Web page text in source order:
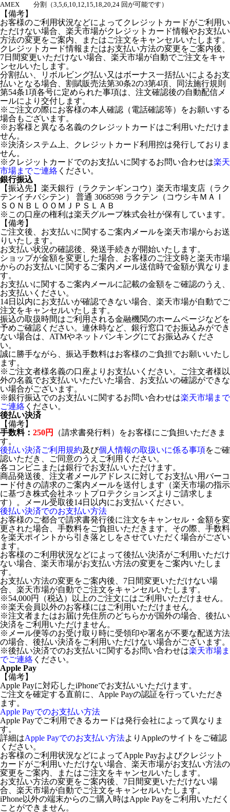
AMEX
分割（3,5,6,10,12,15,18,20,24 回が可能です）
【備考】
お客様のご利用状況などによってクレジットカードがご利用い
ただけない場合、楽天市場がクレジットカード情報やお支払い
方法の変更をご案内、またはご注文をキャンセルいたします。
クレジットカード情報またはお支払い方法の変更をご案内後、
7日間変更いただけない場合、楽天市場が自動でご注文をキャ
ンセルいたします。
分割払い、リボルビング払い又はボーナス一括払いによるお支
払いとなる場合、割賦販売法第30条2の3第4項、同法施行規則
第54条1項各号に定められた事項は、注文確認後の自動配信メ
ールにより交付します。
※ご注文の際にお客様の本人確認（電話確認等）をお願いする
場合もございます。
※お客様と異なる名義のクレジットカードはご利用いただけま
せん。
※決済システム上、クレジットカード利用控は発行しておりま
せん。
※クレジットカードでのお支払いに関するお問い合わせは楽天
市場までご連絡 ください。
銀行振込
【振込先】楽天銀行（ラクテンギンコウ）楽天市場支店（ラク
テンイチバシテン） 普通 3068598 ラクテン（コウシキＭＡＩ
ＳＯＮＢＬＯＯＭＪＰＳＬＡＢ
※この口座の権利は楽天グループ株式会社が保有しています。
【備考】
ご注文後、お支払いに関するご案内メールを楽天市場からお送
りいたします。
お支払い状況の確認後、発送手続きが開始いたします。
ショップが金額を変更した場合、お客様のご注文時と楽天市場
からのお支払いに関するご案内メール送信時で金額が異なりま
す。
お支払いに関するご案内メールに記載の金額をご確認のうえ、
お支払いください。
14日以内にお支払いが確認できない場合、楽天市場が自動でご
注文をキャンセルいたします。
振込の取扱時間はご利用される金融機関のホームページなどを
予めご確認ください。連休時など、銀行窓口でお振込みができ
ない場合は、ATMやネットバンキングにてお振込みくださ
い。
誠に勝手ながら、振込手数料はお客様のご負担でお願いいたし
ます。
※ご注文者様名義の口座よりお支払いください。ご注文者様以
外の名義でお支払いいただいた場合、お支払いの確認ができな
い場合がございます。
※銀行振込でのお支払いに関するお問い合わせは楽天市場まで
ご連絡 ください。
後払い決済
【備考】
手数料： 250円
（請求書発行料）をお客様にご負担いただきま
す。
後払い決済ご利用規約及び個人情報の取扱いに係る事項をご確
認いただき、ご同意のうえご利用ください。
各コンビニまたは銀行でお支払いいただけます。
商品発送後、注文者メールアドレスに対してお支払い用バーコ
ード付きの請求のご案内メールを送付します（楽天市場の指示
に基づき株式会社ネットプロテクションズよりご請求しま
す）。メール受取後14日以内にお支払いください。
後払い決済でのお支払い方法
お客様のご都合で請求書発行後に注文をキャンセル・金額を変
更された場合、手数料をご負担いただきます。その際、手数料
を楽天ポイントから引き落としをさせていただく場合がござい
ます。
お客様のご利用状況などによって後払い決済がご利用いただけ
ない場合、楽天市場がお支払い方法の変更をご案内いたしま
す。
お支払い方法の変更をご案内後、7日間変更いただけない場
合、楽天市場が自動でご注文をキャンセルいたします。
※54,000円（税込）以上のご注文にはご利用いただけません。
※楽天会員以外のお客様にはご利用いただけません。
※注文者またはお届け先住所のどちらかが国外の場合、後払い
決済をご利用いただけません。
※メール便等のお受け取り時に受領印や署名が不要な配送方法
の場合、後払い決済をご利用いただけない場合がございます。
※後払い決済でのお支払いに関するお問い合わせは楽天市場ま
でご連絡 ください。
Apple Pay
【備考】
Apple Payに対応したiPhoneでお支払いいただけます。
ご注文を確定する直前に、Apple Payの認証を行っていただき
ます。
Apple Payでのお支払い方法
Apple Payでご利用できるカードは発行会社によって異なりま
す。
詳細はApple Payでのお支払い方法よりAppleのサイトをご確認
ください。
お客様のご利用状況などによってApple Payおよびクレジット
カードがご利用いただけない場合、楽天市場がお支払い方法の
変更をご案内、またはご注文をキャンセルいたします。
お支払い方法の変更をご案内後、7日間変更いただけない場
合、楽天市場が自動でご注文をキャンセルいたします。
iPhone以外の端末からのご購入時はApple Payをご利用いただく
ことができません。